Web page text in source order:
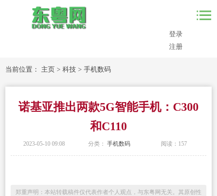
登录
注册
当前位置： 主页 >科技 >手机数码
诺基亚推出两款5G智能手机：C300
和C110
2023-05-10 09:08 分类：手机数码 阅读： 157
郑重声明：本站转载稿件仅代表作者个人观点，与东粤网无关。其原创性